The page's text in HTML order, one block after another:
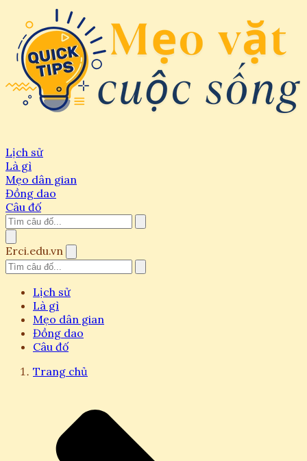
Lịch sử
Là gì
Mẹo dân gian
Đồng dao
Câu đố
Erci.edu.vn
Lịch sử
Là gì
Mẹo dân gian
Đồng dao
Câu đố
Trang chủ